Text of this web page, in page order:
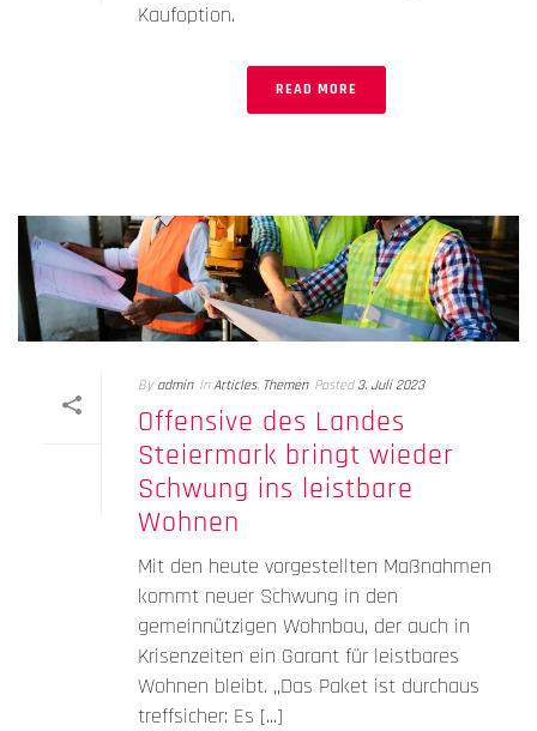
Kaufoption.
READ MORE
By admin In Articles, Themen Posted 3. Juli 2023
Offensive des Landes
Steiermark bringt wieder
Schwung ins leistbare
Wohnen
Mit den heute vorgestellten Maßnahmen
kommt neuer Schwung in den
gemeinnützigen Wohnbau, der auch in
Krisenzeiten ein Garant für leistbares
Wohnen bleibt. „Das Paket ist durchaus
treffsicher: Es [...]